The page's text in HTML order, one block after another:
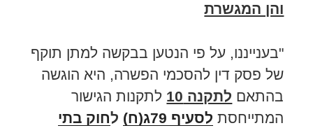
והן המגשרת
"בענייננו, על פי הנטען בבקשה למתן תוקף
של פסק דין להסכמי הפשרה, היא הוגשה
בהתאם לתקנה 10
לתקנות הגישור
המתייחסת לסעיף 79ג(ח) לחוק בתי